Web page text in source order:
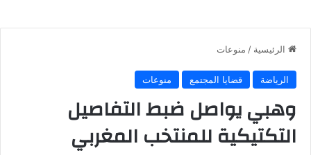
الرئيسية / منوعات
الرياضة قضايا المجتمع منوعات
وهبي يواصل ضبط التفاصيل
التكتيكية للمنتخب المغربي